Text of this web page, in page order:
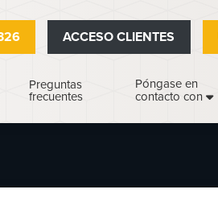
ACCESO CLIENTES
Preguntas
frecuentes
Póngase en
contacto con